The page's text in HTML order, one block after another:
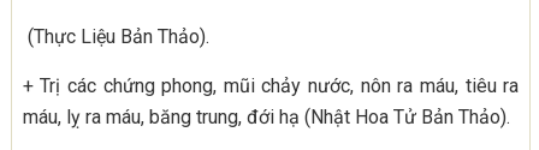
(Thực Liệu Bản Thảo).
+ Trị các chứng phong, mũi chảy nước, nôn ra máu, tiêu ra
máu, lỵ ra máu, băng trung, đới hạ (Nhật Hoa Tử Bản Thảo).